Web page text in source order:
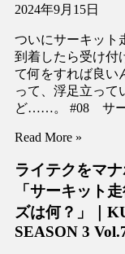
2024年9月15日
ついにサーキッ
到着したら受け付
て何をすれば良
って、浮足立って
ど……。 #08 サー
Read More »
ライテクをマ
「サーキット
ズは何？」｜
SEASON 3